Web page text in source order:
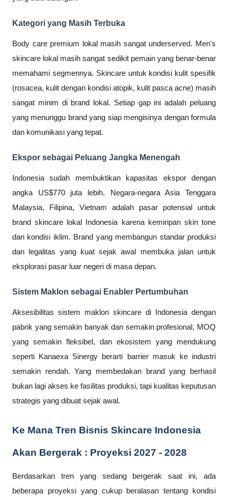
Kategori yang Masih Terbuka
Body care premium lokal masih sangat underserved. Men's
skincare lokal masih sangat sedikit pemain yang benar-benar
memahami segmennya. Skincare untuk kondisi kulit spesifik
(rosacea, kulit dengan kondisi atopik, kulit pasca acne) masih
sangat minim di brand lokal. Setiap gap ini adalah peluang
yang menunggu brand yang siap mengisinya dengan formula
dan komunikasi yang tepat.
Ekspor sebagai Peluang Jangka Menengah
Indonesia sudah membuktikan kapasitas ekspor dengan
angka US$770 juta lebih. Negara-negara Asia Tenggara
Malaysia, Filipina, Vietnam adalah pasar potensial untuk
brand skincare lokal Indonesia karena kemiripan skin tone
dan kondisi iklim. Brand yang membangun standar produksi
dan legalitas yang kuat sejak awal membuka jalan untuk
eksplorasi pasar luar negeri di masa depan.
Sistem Maklon sebagai Enabler Pertumbuhan
Aksesibilitas sistem maklon skincare di Indonesia dengan
pabrik yang semakin banyak dan semakin profesional, MOQ
yang semakin fleksibel, dan ekosistem yang mendukung
seperti Kanaexa Sinergy berarti barrier masuk ke industri
semakin rendah. Yang membedakan brand yang berhasil
bukan lagi akses ke fasilitas produksi, tapi kualitas keputusan
strategis yang dibuat sejak awal.
Ke Mana Tren Bisnis Skincare Indonesia
Akan Bergerak : Proyeksi 2027 - 2028
Berdasarkan tren yang sedang bergerak saat ini, ada
beberapa proyeksi yang cukup beralasan tentang kondisi